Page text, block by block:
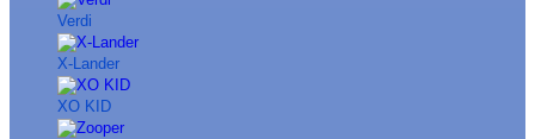
Verdi
X-Lander
XO KID